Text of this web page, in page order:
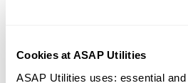
Cookies at ASAP Utilities
ASAP Utilities uses: essential